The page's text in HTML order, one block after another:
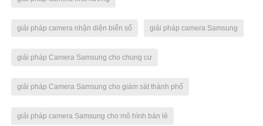
giải pháp camera nhận diện biển số giải pháp camera Samsung
giải pháp Camera Samsung cho chung cư
giải pháp Camera Samsung cho giám sát thành phố
giải pháp camera Samsung cho mô hình bán lẻ